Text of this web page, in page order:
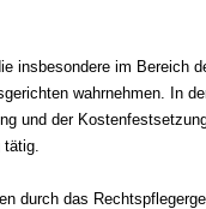
insbesondere im Bereich
wahrnehmen. In
und der
tätig.
durch das